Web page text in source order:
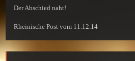
Der Abschied naht!
Rheinische Post vom 11.12.14